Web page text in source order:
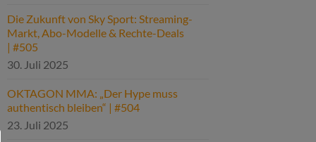
Die Zukunft von Sky Sport: Streaming-
Markt, Abo-Modelle & Rechte-Deals
| #505
30. Juli 2025
OKTAGON MMA: „Der Hype muss
authentisch bleiben“ | #504
23. Juli 2025